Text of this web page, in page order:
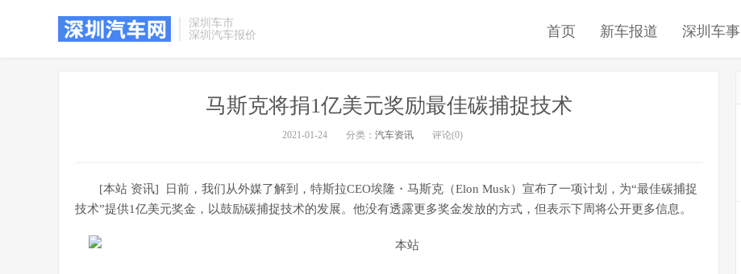
深圳车市
深圳汽车报价
首页 新车报道 深圳车事
马斯克将捐1亿美元奖励最佳碳捕捉技术
2021-01-24 分类： 汽车资讯 评论(0)
[本站 资讯] 日前，我们从外媒了解到，特斯拉CEO埃隆・马斯克（Elon Musk）宣布了一项计划，为“最佳碳捕捉
技术”提供1亿美元奖金，以鼓励碳捕捉技术的发展。他没有透露更多奖金发放的方式，但表示下周将公开更多信息。